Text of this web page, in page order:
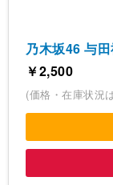
乃木坂46 与
￥2,500
(価格・在庫状況